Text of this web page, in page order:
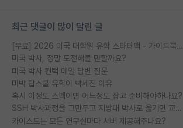
최근 댓글이 많이 달린 글
[무료] 2026 미국 대학원 유학 스타터팩 - 가이드북 & 합격자 컨택메일 템플릿
미국 박사, 정말 도전해볼 만할까요?
미국 박사 컨택 메일 답변 질문
미박 탑스쿨 유학이 빡세진 이유
혹시 이정도 스펙이면 어느정도 잡고 준비해야하나요?
SSH 박사과정을 그만두고 지방대 박사로 옮기면 교수의 꿈은 끝일까요?
카이스트는 모든 연구실마다 서버 제공해주나요?